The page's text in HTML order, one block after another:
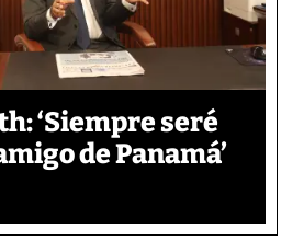
‘Siempre seré
de Panamá’